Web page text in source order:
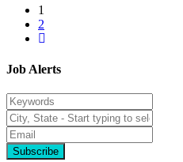
1
2
Job Alerts
Subscribe